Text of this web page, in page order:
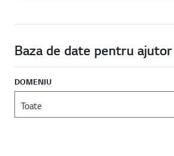
Baza de date pentru ajutor
DOMENIU